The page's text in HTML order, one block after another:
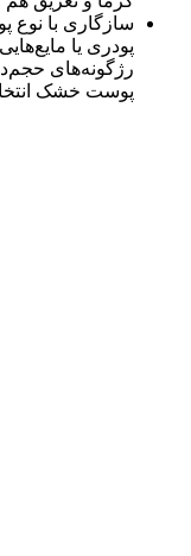
سازگاری با نوع
پودری یا
رژگونه‌های
پوست خشک